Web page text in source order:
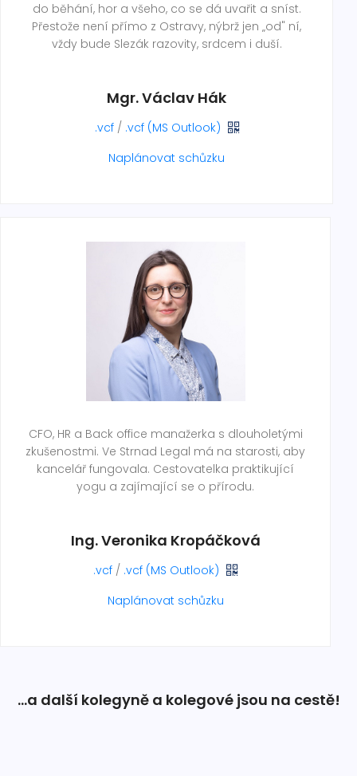
do běhání, hor a všeho, co se dá uvařit a sníst.
Přestože není přímo z Ostravy, nýbrž jen „od" ní,
vždy bude Slezák razovity, srdcem i duší.
Mgr. Václav Hák
.vcf/ .vcf (MS Outlook)
Naplánovat schůzku
CFO, HR a Back office manažerka s dlouholetými
zkušenostmi. Ve Strnad Legal má na starosti, aby
kancelář fungovala. Cestovatelka praktikující
yogu a zajímající se o přírodu.
Ing. Veronika Kropáčková
.vcf / .vcf (MS Outlook)
Naplánovat schůzku
...a další kolegyně a kolegové jsou na cestě!